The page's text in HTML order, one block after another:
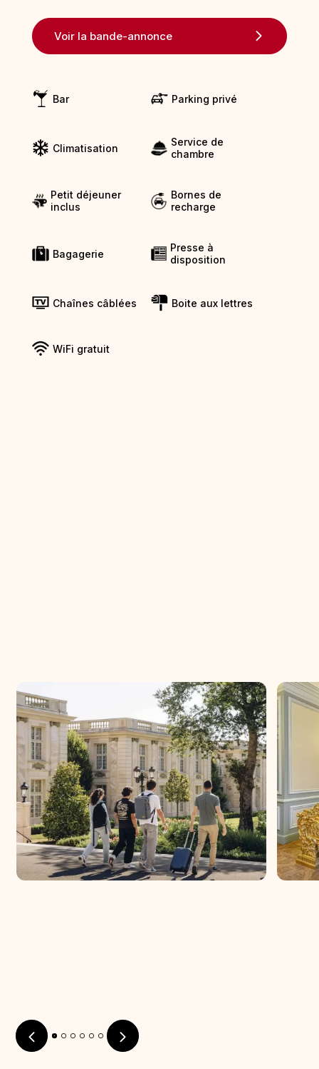
Voir la bande-annonce
Bar Parking privé
Climatisation
Service de
chambre
Petit déjeuner
inclus
Bornes de
recharge
Bagagerie
Presse à
disposition
Chaînes câblées Boite aux lettres
WiFi gratuit